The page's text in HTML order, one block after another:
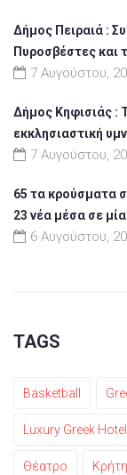
Δήμος Πειραιά :
Πυροσβέστες και
7 Αυγούστου,
Δήμος Κηφισιάς :
εκκλησιαστική
7 Αυγούστου,
65 τα κρούσματα
23 νέα μέσα σε
6 Αυγούστου,
TAGS
Basketball
Luxury Greek
Θέατρο Κρήτη